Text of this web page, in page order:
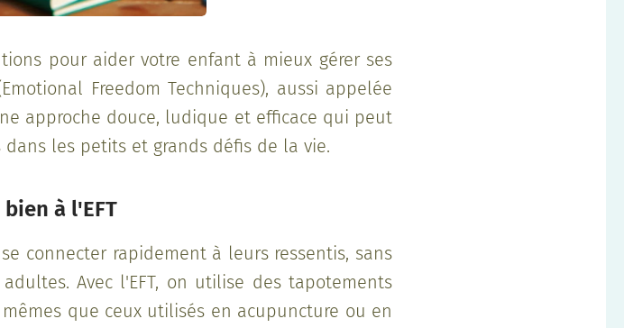
pour aider votre enfant à mieux gérer ses
Freedom Techniques), aussi appelée
approche douce, ludique et efficace qui peut
les petits et grands défis de la vie.
à l'EFT
connecter rapidement à leurs ressentis, sans
Avec l'EFT, on utilise des tapotements
que ceux utilisés en acupuncture ou en